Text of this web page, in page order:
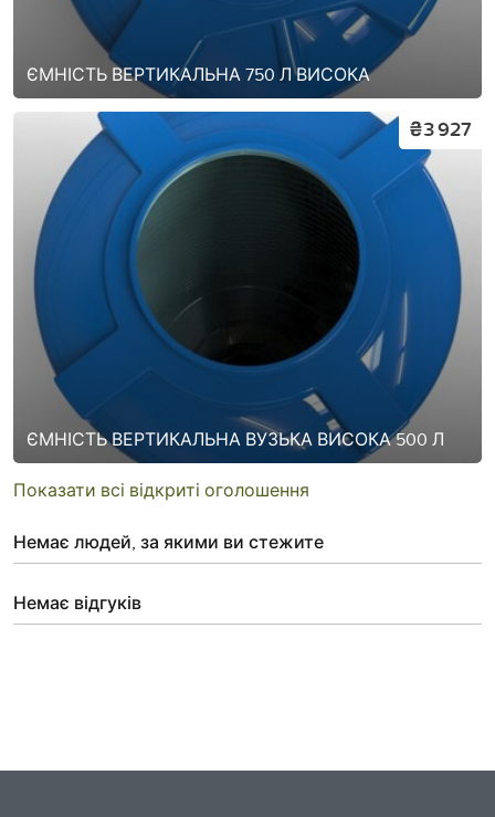
ЄМНІСТЬ ВЕРТИКАЛЬНА 750 Л ВИСОКА
ЄМНІСТЬ ВЕРТИКАЛЬНА ВУЗЬКА ВИСОКА 500 Л
₴3 927
Показати всі відкриті оголошення
Немає людей, за якими ви стежите
Немає відгуків